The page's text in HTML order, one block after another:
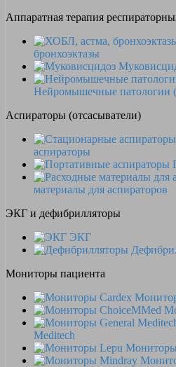
Аппаратная терапия
бронхоэктазы
Нейромышечные
Аспираторы (отсасыватели)
аспираторы
материалы для аспираторов
ЭКГ и дефибрилляторы
ЭКГ
Мониторы пациента
Meditech